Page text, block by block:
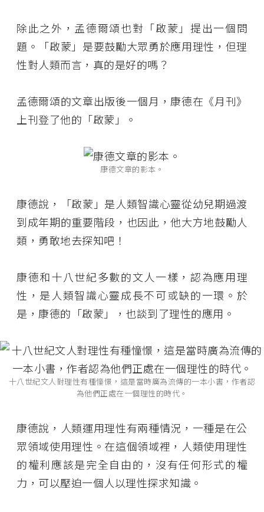
除此之外，孟德爾頌也對「啟蒙」提出一個問
題。「啟蒙」是要鼓勵大眾勇於應用理性，但理
性對人類而言，真的是好的嗎？
孟德爾頌的文章出版後一個月，康德在《月刊》
上刊登了他的「啟蒙」。
康德文章的影本。
康德說，「啟蒙」是人類智識心靈從幼兒期過渡
到成年期的重要階段，也因此，他大方地鼓勵人
類，勇敢地去探知吧！
康德和十八世紀多數的文人一樣，認為應用理
性，是人類智識心靈成長不可或缺的一環。於
是，康德的「啟蒙」，也談到了理性的應用。
十八世紀文人對理性有種憧憬，這是當時廣為流傳的一本小書，作者認
為他們正處在一個理性的時代。
康德說，人類運用理性有兩種情況，一種是在公
眾領域使用理性。在這個領域裡，人類使用理性
的權利應該是完全自由的，沒有任何形式的權
力，可以壓迫一個人以理性探求知識。